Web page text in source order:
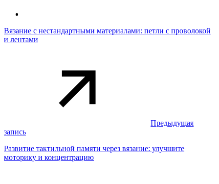
Вязание с нестандартными материалами: петли с проволокой
и лентами
Предыдущая
запись
Развитие тактильной памяти через вязание: улучшите
моторику и концентрацию